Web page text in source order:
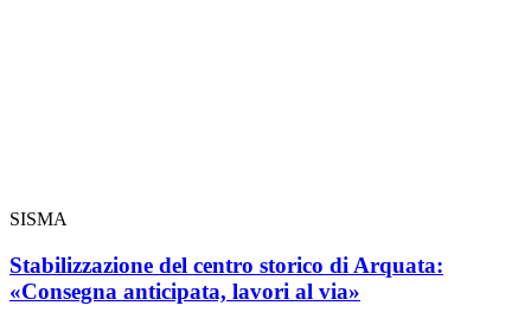
SISMA
Stabilizzazione del centro storico di Arquata:
«Consegna anticipata, lavori al via»